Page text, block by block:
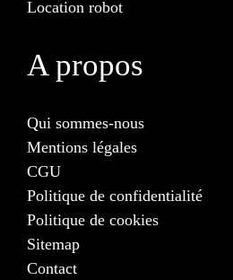
Location robot
A propos
Qui sommes-nous
Mentions légales
CGU
Politique de confidentialité
Politique de cookies
Sitemap
Contact